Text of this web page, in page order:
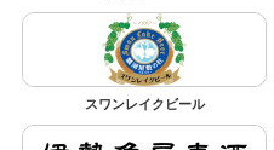
スワンレイクビール